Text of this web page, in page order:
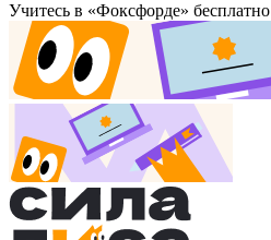
Учитесь в «Фоксфорде» бесплатно